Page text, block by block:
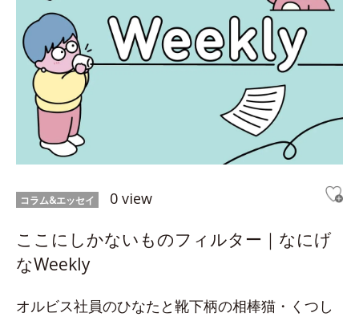
コラム&エッセイ 0 view
ここにしかないものフィルター｜なにげ
なWeekly
オルビス社員のひなたと靴下柄の相棒猫・くつし